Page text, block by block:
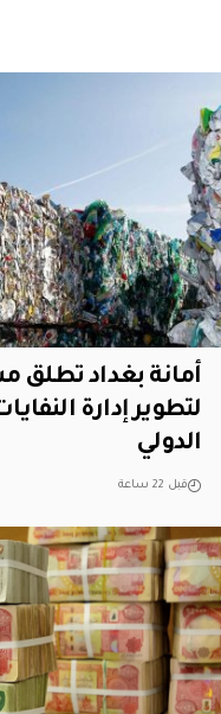
أمانة بغداد تطلق
لتطوير إدارة
الدولي
قبل 22 ساعة